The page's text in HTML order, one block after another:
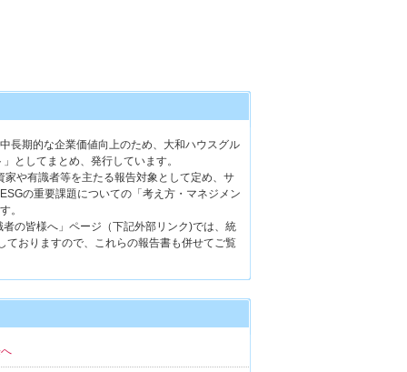
期的な企業価値向上のため、大和ハウスグル
としてまとめ、発行しています。
や有識者等を主たる報告対象として定め、サ
の重要課題についての「考え方・マネジメン
。
の皆様へ」ページ（下記外部リンク)では、統
おりますので、これらの報告書も併せてご覧